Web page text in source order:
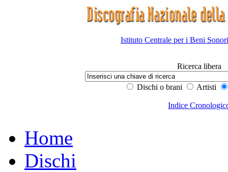
Istituto Centrale per i Beni
Ricerca libera
Dischi o brani Artisti
Indice
Home
Dischi